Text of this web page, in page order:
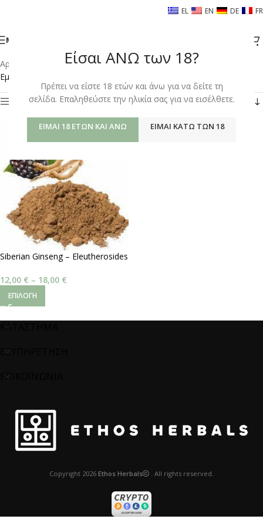
Είσαι ΑΝΩ των 18?
Πρέπει να είστε 18 ετών και άνω για να δείτε τη
σελίδα. Επαληθεύστε την ηλικία σας για να εισέλθετε.
ΕΊΜΑΙ 18 ΕΤΏΝ ΚΑΙ ΆΝΩ ΕΊΜΑΙ ΚΆΤΩ ΤΩΝ 18
EL EN DE FR
ΜΕΝΟΎ
Αρχική σελίδα Shop/Προϊόντα με ετικέτα “ELEUTHEROSIDES”
Εμφάνιση του μοναδικού αποτελέσματος
Φίλτρα
Siberian Ginseng – Eleutherosides
12,00 € – 18,00 €
ΕΠΙΛΟΓΉ
ΚΑΤΑΣΤΗΜΑ
ΕΞΥΠΗΡΕΤΗΣΗ
ΕΠΙΚΟΙΝΩΝΙΑ
Copyright 2026 Ethos Herbals . All rights reserved.